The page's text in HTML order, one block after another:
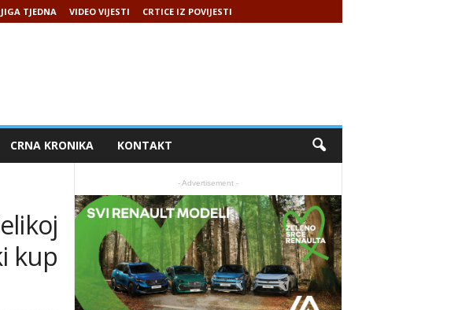
TJEDNA VIDEO VIJESTI CRTICE IZ POVIJESTI
CRNA KRONIKA KONTAKT
kup
- Advertisement -